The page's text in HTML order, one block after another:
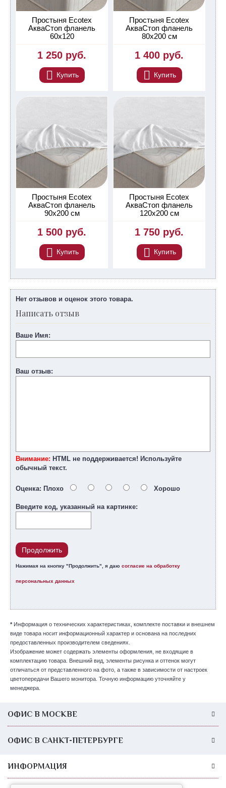
Простыня Ecotex
АкваСтоп фланель
60х120
1 250 руб.
Купить
Простыня Ecotex
АкваСтоп фланель
80х200 см
1 400 руб.
Купить
Простыня Ecotex
АкваСтоп фланель
90х200 см
1 500 руб.
Купить
Простыня Ecotex
АкваСтоп фланель
120х200 см
1 750 руб.
Купить
Нет отзывов и оценок этого товара.
Написать отзыв
Ваше Имя:
Ваш отзыв:
Внимание: HTML не поддерживается! Используйте
обычный текст.
Оценка: Плохо Хорошо
Введите код, указанный на картинке:
Продолжить
Нажимая на кнопку "Продолжить", я даю согласие на обработку
персональных данных
* Информация о технических характеристиках, комплекте поставки и внешнем
виде товара носит информационный характер и основана на последних
предоставленных производителем сведениях.
Изображение может содержать элементы оформления, не входящие в
комплектацию товара. Внешний вид, элементы рисунка и оттенок могут
отличаться от представленного на фото, а также в зависимости от настроек
цветопередачи Вашего монитора. Точную информацию уточняйте у
менеджера.
ОФИС В МОСКВЕ
ОФИС В САНКТ-ПЕТЕРБУРГЕ
ИНФОРМАЦИЯ